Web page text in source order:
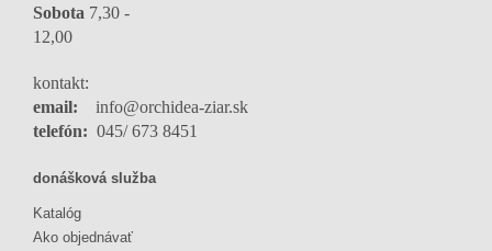
Sobota 7,30 -
12,00
kontakt:
email:
info@orchidea-ziar.sk
telefón: 045/ 673 8451
donášková služba
Katalóg
Ako objednávať